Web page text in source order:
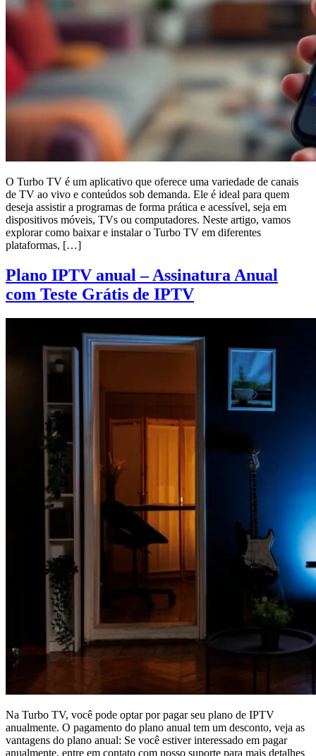
O Turbo TV é um aplicativo que oferece uma variedade de canais
de TV ao vivo e conteúdos sob demanda. Ele é ideal para quem
deseja assistir a programas de forma prática e acessível, seja em
dispositivos móveis, TVs ou computadores. Neste artigo, vamos
explorar como baixar e instalar o Turbo TV em diferentes
plataformas, […]
Plano IPTV anual – Assinatura Anual
com Teste Grátis de IPTV
Na Turbo TV, você pode optar por pagar seu plano de IPTV
anualmente. O pagamento do plano anual tem um desconto, veja as
vantagens do plano anual: Se você estiver interessado em pagar
anualmente, entre em contato com nosso suporte para mais detalhes